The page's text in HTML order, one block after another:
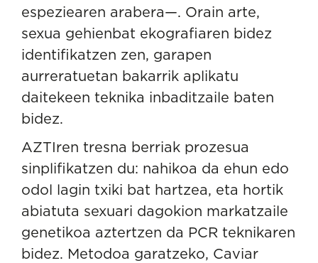
espeziearen arabera—. Orain arte,
sexua gehienbat ekografiaren bidez
identifikatzen zen, garapen
aurreratuetan bakarrik aplikatu
daitekeen teknika inbaditzaile baten
bidez.
AZTIren tresna berriak prozesua
sinplifikatzen du: nahikoa da ehun edo
odol lagin txiki bat hartzea, eta hortik
abiatuta sexuari dagokion markatzaile
genetikoa aztertzen da PCR teknikaren
bidez. Metodoa garatzeko, Caviar